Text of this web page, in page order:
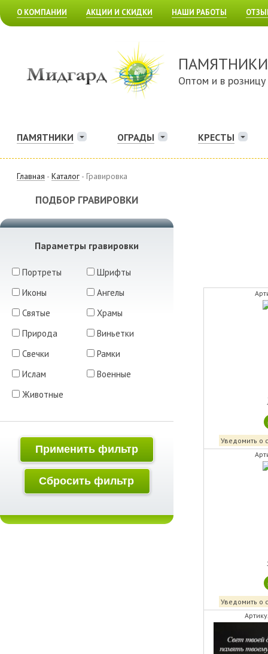
О КОМПАНИИ АКЦИИ И СКИДКИ НАШИ РАБОТЫ
ПАМЯТНИКИ
Оптом и в розницу
ПАМЯТНИКИ ОГРАДЫ КРЕСТЫ
Главная - Каталог - Гравировка
ПОДБОР ГРАВИРОВКИ
Параметры гравировки
Портреты
Шрифты
Иконы
Ангелы
Святые
Храмы
Природа
Виньетки
Свечки
Рамки
Ислам
Военные
Животные
Применить фильтр
Сбросить фильтр
Уведомить о
Уведомить о